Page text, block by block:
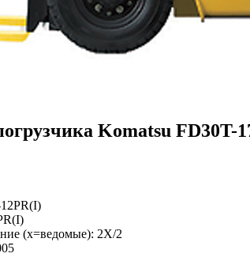
Komatsu FD30T-
(x=ведомые): 2Х/2